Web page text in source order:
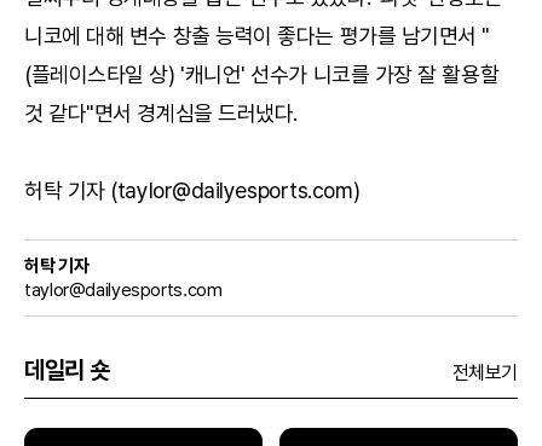
니코에 대해 변수 창출 능력이 좋다는 평가를 남기면서 "
(플레이스타일 상) '캐니언' 선수가 니코를 가장 잘 활용할
것 같다"면서 경계심을 드러냈다.
허탁 기자 (taylor@dailyesports.com)
허탁 기자
taylor@dailyesports.com
데일리 숏 전체보기